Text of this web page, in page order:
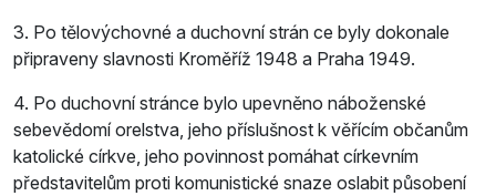
3. Po tělovýchovné a duchovní strán­ ce byly dokonale
připraveny slavnosti Kroměříž 1948 a Praha 1949.
4. Po duchovní stránce bylo upevněno náboženské
sebevědomí orelstva, jeho příslušnost k věřícím občanům
katolické církve, jeho povinnost pomáhat církevním
představitelům proti komunistické snaze oslabit působení